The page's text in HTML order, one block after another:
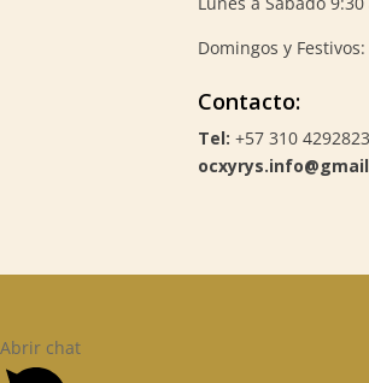
Domingos y
Contacto:
Tel: +57 310 4292823
Abrir chat